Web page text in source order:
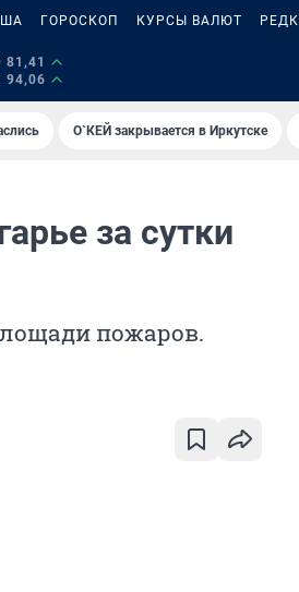
ГОРОСКОП КУРСЫ ВАЛЮТ
81,41
94,06
О`КЕЙ закрывается в Иркутске
за сутки
пожаров.